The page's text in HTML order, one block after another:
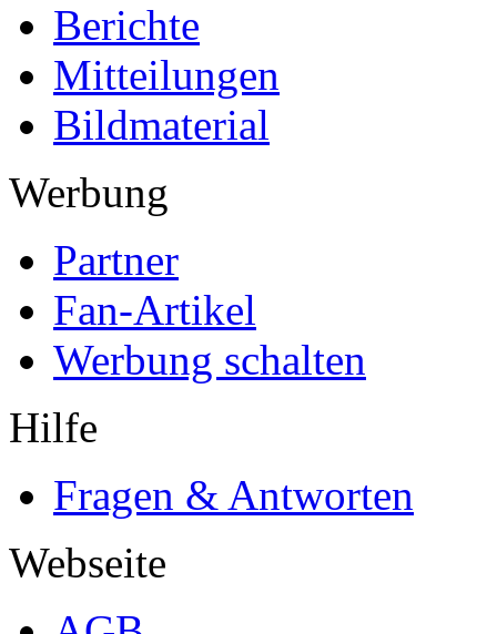
Berichte
Mitteilungen
Bildmaterial
Werbung
Partner
Fan-Artikel
Werbung schalten
Hilfe
Fragen & Antworten
Webseite